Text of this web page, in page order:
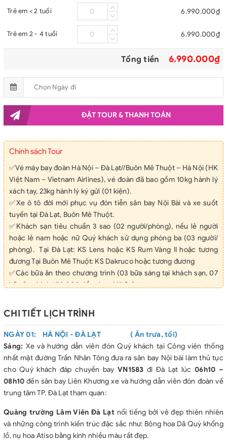
Trẻ em < 2 tuổi 6.990.000₫
Trẻ em 2 - 4 tuổi 6.990.000₫
Tổng tiền 6.990.000₫
ĐẶT TOUR & THANH TOÁN
Chính sách Tour
✅Vé máy bay đoàn Hà Nội – Đà Lạt//Buôn Mê Thuột – Hà Nội (HK
Việt Nam – Vietnam Airlines), vé đoàn đã bao gồm 10kg hành lý
xách tay, 23kg hành lý ký gửi (01 kiện).
✅Xe ô tô đời mới phục vụ đón tiễn sân bay Nội Bài và xe suốt
tuyến tại Đà Lạt, Buôn Mê Thuột.
✅Khách sạn tiêu chuẩn 3 sao (02 người/phòng), nếu lẻ người
hoặc lẻ nam hoặc nữ Quý khách sử dụng phòng ba (03 người/
phòng). Tại Đà Lạt: KS Lens hoặc KS Rum Vàng II hoặc tương
đương Tại Buôn Mê Thuột: KS Dakruco hoặc tương đương
✅Các bữa ăn theo chương trình (03 bữa sáng tại khách sạn, 07
bữa ăn chính 150.000 đồng/người/bữa).
suốt tuyến tại Đà Lạt, Buôn Mê Thuột, HDV đón tiễn Sân bay Nội
✅Vé vào cổng 1 lần tại các điểm tham quan theo chương trình.
✅Bảo hiểm du lịch: Mức tối đa 120.000.000/01 trường hợp.
✅Nuớc uống trên xe ô tô 01 chai/ngày/người.
GIÁ TOUR KHÔNG BAO GỒM
❌Không bao gồm chi phí: điện thoại, giặt ủi,
❌Chi phí đồ uống và các chi phí khác ngoài chương trình.
❌Phí cưỡi voi, phí chèo thuyền độc mộc.
❌Tip cho HDV và Lái xe.
CHI TIẾT LỊCH TRÌNH
NGÀY 01: HÀ NỘI - ĐÀ LẠT ( Ăn trưa, tối)
Sáng: Xe và hướng dẫn viên đón Quý khách tại Công viên thống
nhất mặt đường Trần Nhân Tông đưa ra sân bay Nội bài làm thủ tục
cho Quý khách đáp chuyến bayVN1583đi Đà Lạt lúc06h10 –
08h10 đến sân bay Liên Khương xe và hướng dẫn viên đón đoàn về
trung tâm TP. Đà Lạt tham quan:
Quảng trường Lâm Viên Đà Lạt nổi tiếng bởi vẻ đẹp thiên nhiên
và những công trình kiến trúc đặc sắc như: Bông hoa Dã Quỳ khổng
lồ, nụ hoa Atiso bằng kính nhiều màu rất đẹp.